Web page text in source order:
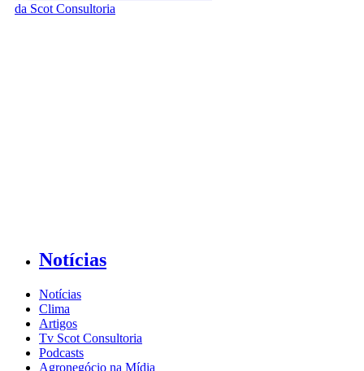
Notícias
Notícias
Clima
Artigos
Tv Scot Consultoria
Podcasts
Agronegócio na Mídia